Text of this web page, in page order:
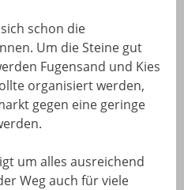
schon die
Um die Steine gut
Fugensand und Kies
organisiert werden,
gegen eine geringe
um alles ausreichend
Weg auch für viele